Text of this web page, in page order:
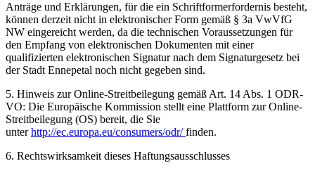
Anträge und Erklärungen, für die ein Schriftformerfordernis besteht,
können derzeit nicht in elektronischer Form gemäß § 3a VwVfG
NW eingereicht werden, da die technischen Voraussetzungen für
den Empfang von elektronischen Dokumenten mit einer
qualifizierten elektronischen Signatur nach dem Signaturgesetz bei
der Stadt Ennepetal noch nicht gegeben sind.
5. Hinweis zur Online-Streitbeilegung gemäß Art. 14 Abs. 1 ODR-
VO: Die Europäische Kommission stellt eine Plattform zur Online-
Streitbeilegung (OS) bereit, die Sie
unterhttp://ec.europa.eu/consumers/odr/finden.
6. Rechtswirksamkeit dieses Haftungsausschlusses